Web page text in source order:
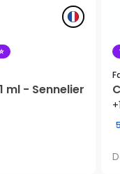
ml - Sennelier